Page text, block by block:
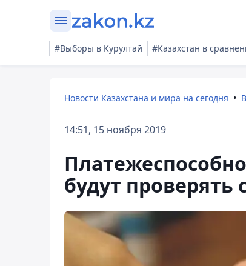
#Выборы в Курултай #Казахстан в
Новости Казахстана и мира на сегодня
14:51, 15 ноября 2019
будут проверять